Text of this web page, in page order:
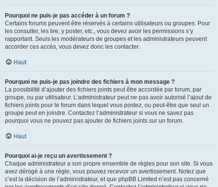
Pourquoi ne puis-je pas accéder à un forum ?
Certains forums peuvent être réservés à certains utilisateurs ou groupes. Pour
les consulter, les lire, y poster, etc., vous devez avoir les permissions s’y
rapportant. Seuls les modérateurs de groupes et les administrateurs peuvent
accorder ces accès, vous devez donc les contacter.
Haut
Pourquoi ne puis-je pas joindre des fichiers à mon message ?
La possibilité d’ajouter des fichiers joints peut être accordée par forum, par
groupe, ou par utilisateur. L’administrateur peut ne pas avoir autorisé l’ajout de
fichiers joints pour le forum dans lequel vous postez, ou peut-être que seul un
groupe peut en joindre. Contactez l’administrateur si vous ne savez pas
pourquoi vous ne pouvez pas ajouter de fichiers joints sur un forum.
Haut
Pourquoi ai-je reçu un avertissement ?
Chaque administrateur a son propre ensemble de règles pour son site. Si vous
avez dérogé à une règle, vous pouvez recevoir un avertissement. Notez que
c’est la décision de l’administrateur, et que phpBB Limited n’est pas concerné